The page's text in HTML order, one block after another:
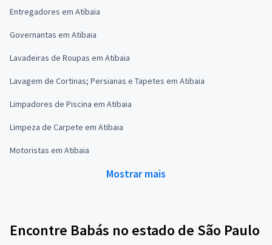
Entregadores em Atibaia
Governantas em Atibaia
Lavadeiras de Roupas em Atibaia
Lavagem de Cortinas; Persianas e Tapetes em Atibaia
Limpadores de Piscina em Atibaia
Limpeza de Carpete em Atibaia
Motoristas em Atibaia
Mostrar mais
Encontre Babás no estado de São Paulo